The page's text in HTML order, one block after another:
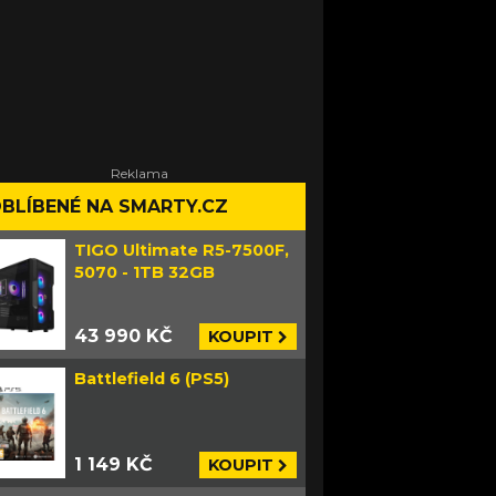
NA SMARTY.CZ
TIGO Ultimate R5-7500F,
5070 - 1TB 32GB
43 990 KČ KOUPIT
Battlefield 6 (PS5)
1 149 KČ KOUPIT